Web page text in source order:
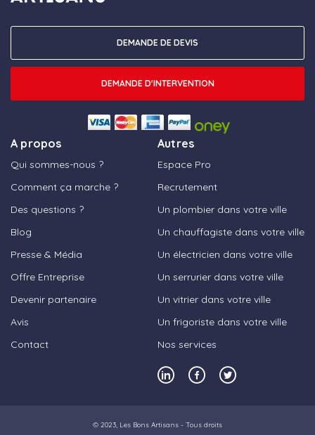
A propos
Qui sommes-nous ?
Comment ça marche ?
Des questions ?
Blog
Presse & Média
Offre Entreprise
Devenir partenaire
Avis
Contact
Autres
Espace Pro
Recrutement
Un plombier dans votre ville
Un chauffagiste dans votre ville
Un électricien dans votre ville
Un serrurier dans votre ville
Un vitrier dans votre ville
Un frigoriste dans votre ville
Nos services
DEMANDE DE DEVIS
DEMANDE D'INTERVENTION
© 2023, Les Bons Artisans - Tous droits